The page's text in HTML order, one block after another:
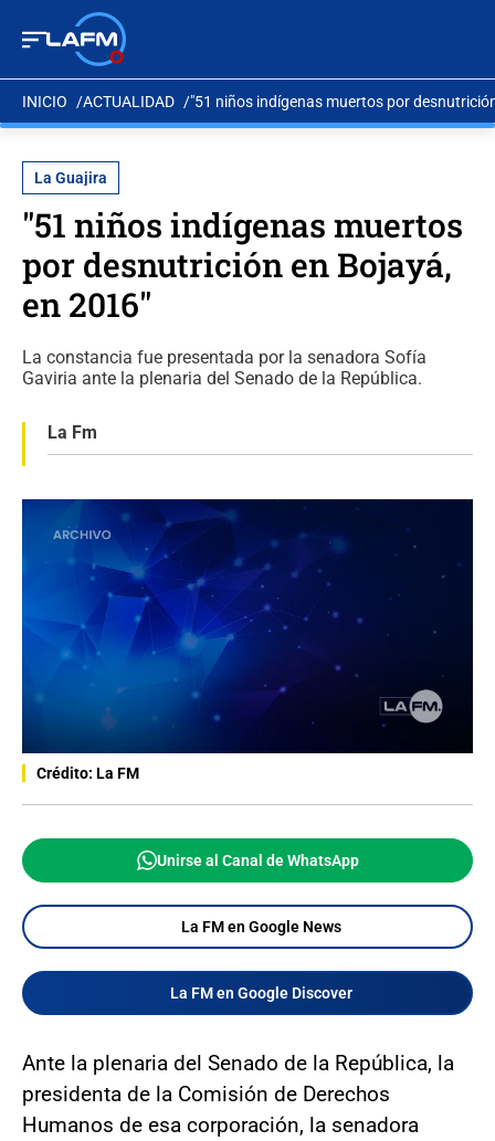
INICIO ACTUALIDAD "51 niños indígenas muertos por
La Guajira
"51 niños indígenas muertos
por desnutrición en Bojayá,
en 2016"
La constancia fue presentada por la senadora Sofía
Gaviria ante la plenaria del Senado de la República.
La Fm
Crédito: La FM
Unirse al Canal de WhatsApp
La FM en Google News
La FM en Google Discover
Ante la plenaria del Senado de la República, la
presidenta de la Comisión de Derechos
Humanos de esa corporación, la senadora